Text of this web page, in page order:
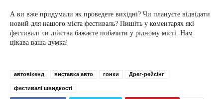
А ви вже придумали як проведете вихідні? Чи плануєте відвідати
новий для нашого міста фестиваль? Пишіть у коментарях які
фестивалі чи дійства бажаєте побачити у рідному місті. Нам
цікава ваша думка!
автовікенд виставка авто гонки Дрег-рейсінг
фестивалі швидкості